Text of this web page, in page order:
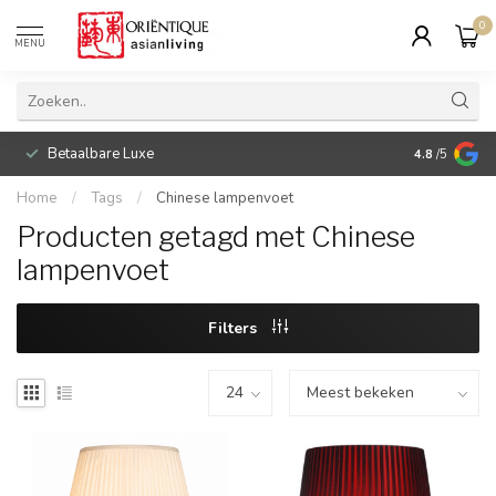
MENU
0
Betaalbare Luxe 4.8 /5
Home / Tags / Chinese lampenvoet
Producten getagd met Chinese
lampenvoet
Filters